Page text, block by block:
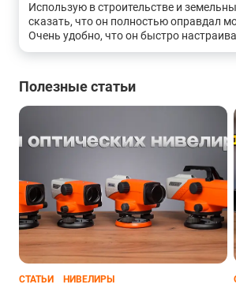
Использую в строительстве и
сказать, что он полностью оправдал
Очень удобно, что он быстро
готов к работе. Приятно удивила его
не возникло ни единой проблемы.
делают его удобным для переноски,
выполнении задач на разных
качество и стоимость, это отличное
Полезные статьи
СТАТЬИ НИВЕЛИРЫ